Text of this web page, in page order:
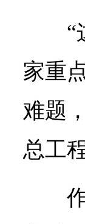
“
家重
难题
总工